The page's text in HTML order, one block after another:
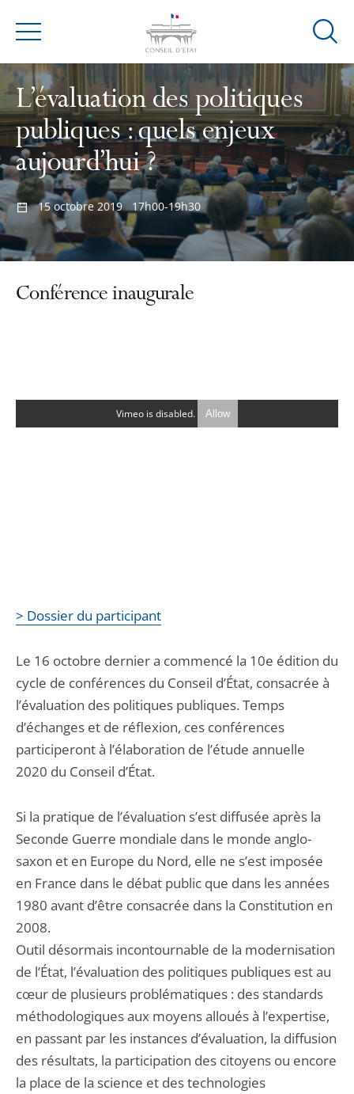
Menu
Ouvrir
de
L’évaluation des politiques
publiques : quels enjeux
aujourd’hui ?
15 octobre 2019 17h00-19h30
Conférence inaugurale
Vimeo is disabled. Allow
> Dossier du participant
Le 16 octobre dernier a commencé la 10e édition du
cycle de conférences du Conseil d’État, consacrée à
l’évaluation des politiques publiques. Temps
d’échanges et de réflexion, ces conférences
participeront à l’élaboration de l’étude annuelle
2020 du Conseil d’État.
Si la pratique de l’évaluation s’est diffusée après la
Seconde Guerre mondiale dans le monde anglo-
saxon et en Europe du Nord, elle ne s’est imposée
en France dans le débat public que dans les années
1980 avant d’être consacrée dans la Constitution en
2008.
Outil désormais incontournable de la modernisation
de l’État, l’évaluation des politiques publiques est au
cœur de plusieurs problématiques : des standards
méthodologiques aux moyens alloués à l’expertise,
en passant par les instances d’évaluation, la diffusion
des résultats, la participation des citoyens ou encore
la place de la science et des technologies